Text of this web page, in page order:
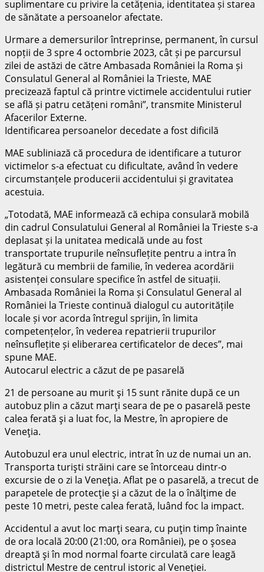
suplimentare cu privire la cetățenia, identitatea și starea
de sănătate a persoanelor afectate.
Urmare a demersurilor întreprinse, permanent, în cursul
nopții de 3 spre 4 octombrie 2023, cât și pe parcursul
zilei de astăzi de către Ambasada României la Roma și
Consulatul General al României la Trieste, MAE
precizează faptul că printre victimele accidentului rutier
se află și patru cetățeni români”, transmite Ministerul
Afacerilor Externe.
Identificarea persoanelor decedate a fost dificilă
MAE subliniază că procedura de identificare a tuturor
victimelor s-a efectuat cu dificultate, având în vedere
circumstanțele producerii accidentului și gravitatea
acestuia.
„Totodată, MAE informează că echipa consulară mobilă
din cadrul Consulatului General al României la Trieste s-a
deplasat și la unitatea medicală unde au fost
transportate trupurile neînsuflețite pentru a intra în
legătură cu membrii de familie, în vederea acordării
asistenței consulare specifice în astfel de situații.
Ambasada României la Roma și Consulatul General al
României la Trieste continuă dialogul cu autoritățile
locale și vor acorda întregul sprijin, în limita
competențelor, în vederea repatrierii trupurilor
neînsuflețite și eliberarea certificatelor de deces”, mai
spune MAE.
Autocarul electric a căzut de pe pasarelă
21 de persoane au murit şi 15 sunt rănite după ce un
autobuz plin a căzut marţi seara de pe o pasarelă peste
calea ferată şi a luat foc, la Mestre, în apropiere de
Veneţia.
Autobuzul era unul electric, intrat în uz de numai un an.
Transporta turişti străini care se întorceau dintr-o
excursie de o zi la Veneţia. Aflat pe o pasarelă, a trecut de
parapetele de protecţie şi a căzut de la o înălţime de
peste 10 metri, peste calea ferată, luând foc la impact.
Accidentul a avut loc marţi seara, cu puţin timp înainte
de ora locală 20:00 (21:00, ora României), pe o şosea
dreaptă şi în mod normal foarte circulată care leagă
districtul Mestre de centrul istoric al Veneţiei.